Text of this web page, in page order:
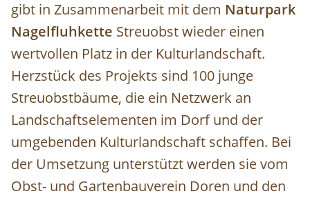
gibt in Zusammenarbeit mit dem Naturpark
Nagelfluhkette Streuobst wieder einen
wertvollen Platz in der Kulturlandschaft.
Herzstück des Projekts sind 100 junge
Streuobstbäume, die ein Netzwerk an
Landschaftselementen im Dorf und der
umgebenden Kulturlandschaft schaffen. Bei
der Umsetzung unterstützt werden sie vom
Obst- und Gartenbauverein Doren und den